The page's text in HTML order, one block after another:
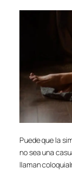
Puede que la
no sea una
llaman